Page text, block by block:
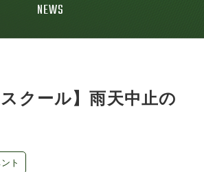
NEWS
スクール】雨天中止の
ト